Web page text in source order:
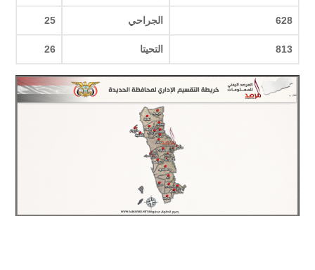
628 الجراحي 25
813 التحيتا 26